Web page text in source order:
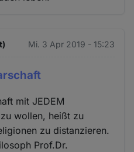
Mi. 3 Apr 2019 - 15:23
mit JEDEM
wollen, heißt zu
zu distanzieren.
Prof.Dr.